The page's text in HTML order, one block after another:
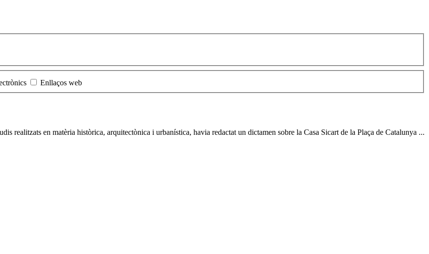
Enllaços web
realitzats en matèria històrica, arquitectònica i urbanística, havia redactat un dictamen sobre la Casa Sicart de la Plaça de Catalunya ...